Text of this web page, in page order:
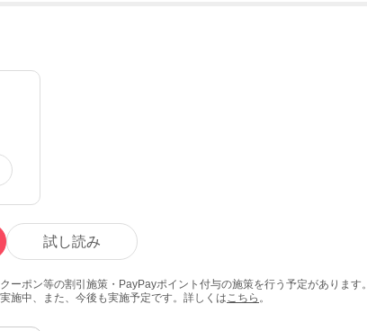
試し読み
ーポン等の割引施策・PayPayポイント付与の施策を行う予定があります。
施中、また、今後も実施予定です。詳しくは こちら 。